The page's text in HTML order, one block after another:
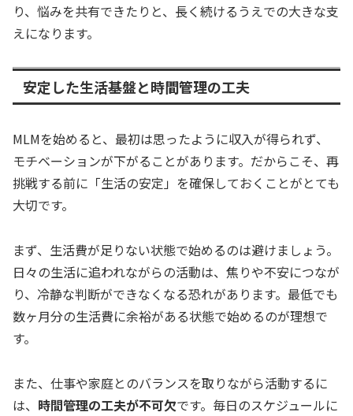
り、悩みを共有できたりと、長く続けるうえでの大きな支
えになります。
安定した生活基盤と時間管理の工夫
MLMを始めると、最初は思ったように収入が得られず、
モチベーションが下がることがあります。だからこそ、再
挑戦する前に「生活の安定」を確保しておくことがとても
大切です。
まず、生活費が足りない状態で始めるのは避けましょう。
日々の生活に追われながらの活動は、焦りや不安につなが
り、冷静な判断ができなくなる恐れがあります。最低でも
数ヶ月分の生活費に余裕がある状態で始めるのが理想で
す。
また、仕事や家庭とのバランスを取りながら活動するに
は、 時間管理の工夫が不可欠です。毎日のスケジュールに